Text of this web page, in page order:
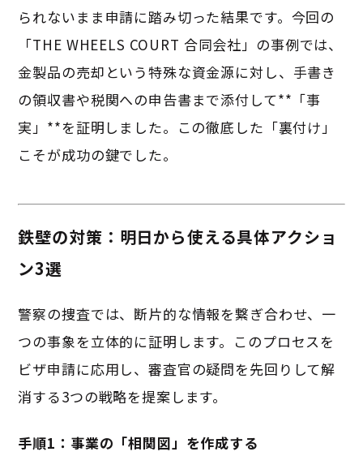
られないまま申請に踏み切った結果です。今回の
「THE WHEELS COURT 合同会社」の事例では、
金製品の売却という特殊な資金源に対し、手書き
の領収書や税関への申告書まで添付して**「事
実」**を証明しました。この徹底した「裏付け」
こそが成功の鍵でした。
鉄壁の対策：明日から使える具体アクショ
ン3選
警察の捜査では、断片的な情報を繋ぎ合わせ、一
つの事象を立体的に証明します。このプロセスを
ビザ申請に応用し、審査官の疑問を先回りして解
消する3つの戦略を提案します。
手順1：事業の「相関図」を作成する